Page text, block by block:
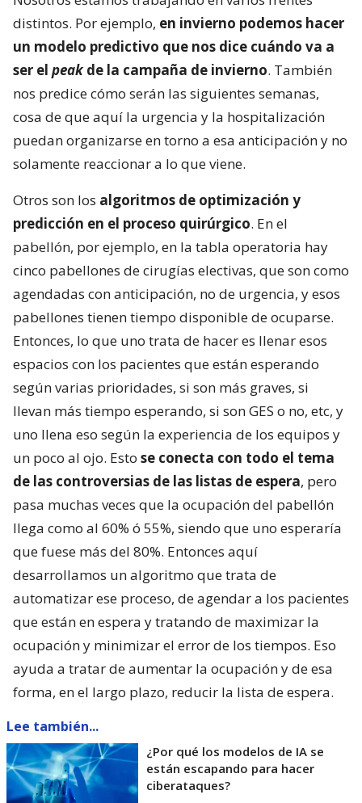
distintos. Por ejemplo, en invierno podemos hacer
un modelo predictivo que nos dice cuándo va a
ser el peakde la campaña de invierno. También
nos predice cómo serán las siguientes semanas,
cosa de que aquí la urgencia y la hospitalización
puedan organizarse en torno a esa anticipación y no
solamente reaccionar a lo que viene.
Otros son los algoritmos de optimización y
predicción en el proceso quirúrgico. En el
pabellón, por ejemplo, en la tabla operatoria hay
cinco pabellones de cirugías electivas, que son como
agendadas con anticipación, no de urgencia, y esos
pabellones tienen tiempo disponible de ocuparse.
Entonces, lo que uno trata de hacer es llenar esos
espacios con los pacientes que están esperando
según varias prioridades, si son más graves, si
llevan más tiempo esperando, si son GES o no, etc, y
uno llena eso según la experiencia de los equipos y
un poco al ojo. Esto se conecta con todo el tema
de las controversias de las listas de espera, pero
pasa muchas veces que la ocupación del pabellón
llega como al 60% ó 55%, siendo que uno esperaría
que fuese más del 80%. Entonces aquí
desarrollamos un algoritmo que trata de
automatizar ese proceso, de agendar a los pacientes
que están en espera y tratando de maximizar la
ocupación y minimizar el error de los tiempos. Eso
ayuda a tratar de aumentar la ocupación y de esa
forma, en el largo plazo, reducir la lista de espera.
Lee también...
¿Por qué los modelos de IA se
están escapando para hacer
ciberataques?